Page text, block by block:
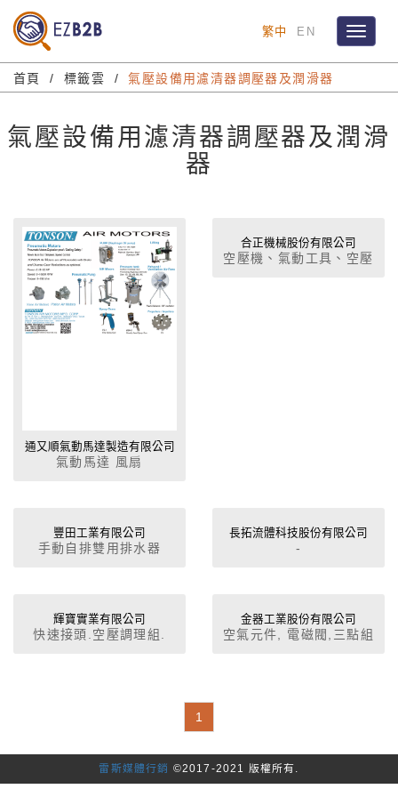
Toggle
繁中 EN
首頁 標籤雲 氣壓設備用濾清器調壓器及潤滑器
氣壓設備用濾清器調壓器及潤滑
器
通又順氣動馬達製造有限公司
氣動馬達 風扇
合正機械股份有限公司
空壓機、氣動工具、空壓
豐田工業有限公司
手動自排雙用排水器
長拓流體科技股份有限公司
-
輝寶實業有限公司
快速接頭.空壓調理組.
金器工業股份有限公司
空氣元件, 電磁閥,三點組
1
雷斯媒體行銷 ©2017-2021 版權所有.